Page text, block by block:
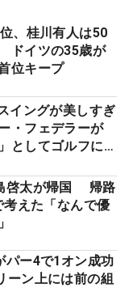
、桂川有人は50
ドイツの35歳が
位キープ
イングが美しすぎ
・フェデラーが
としてゴルフに挑
啓太が帰国 帰路
考えた「なんで優
パー4で1オン成功
ン上には前の組